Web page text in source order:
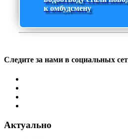
к омбудсмену
Следите за нами в социальных
Актуально